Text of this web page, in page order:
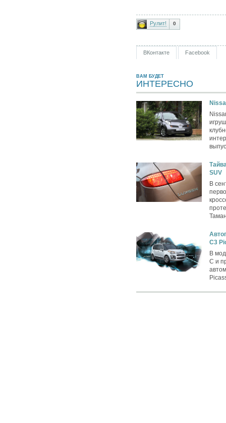
Рулит! 0
ВКонтакте Facebook
ВАМ БУДЕТ
ИНТЕРЕСНО
SUV
В
C3
В
C и